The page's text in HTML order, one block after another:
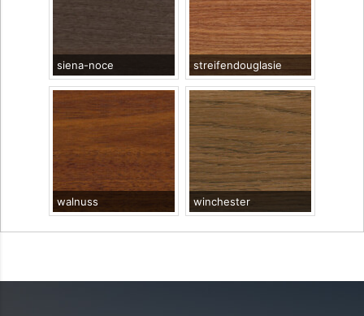
siena-noce streifendouglasie
walnuss winchester